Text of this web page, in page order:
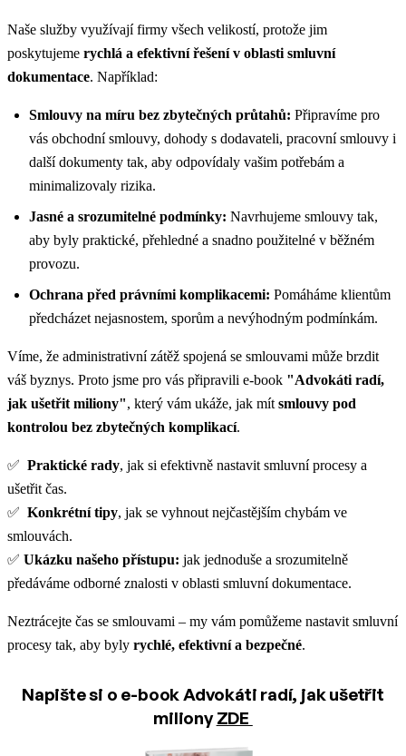
Naše služby využívají firmy všech velikostí, protože jim
poskytujeme rychlá a efektivní řešení v oblasti smluvní
dokumentace. Například:
Smlouvy na míru bez zbytečných průtahů: Připravíme pro
vás obchodní smlouvy, dohody s dodavateli, pracovní smlouvy i
další dokumenty tak, aby odpovídaly vašim potřebám a
minimalizovaly rizika.
Jasné a srozumitelné podmínky: Navrhujeme smlouvy tak,
aby byly praktické, přehledné a snadno použitelné v běžném
provozu.
Ochrana před právními komplikacemi: Pomáháme klientům
předcházet nejasnostem, sporům a nevýhodným podmínkám.
Víme, že administrativní zátěž spojená se smlouvami může brzdit
váš byznys. Proto jsme pro vás připravili e-book "Advokáti radí,
jak ušetřit miliony", který vám ukáže, jak mít smlouvy pod
kontrolou bez zbytečných komplikací.
✅ Praktické rady, jak si efektivně nastavit smluvní procesy a
ušetřit čas.
✅ Konkrétní tipy, jak se vyhnout nejčastějším chybám ve
smlouvách.
✅ Ukázku našeho přístupu: jak jednoduše a srozumitelně
předáváme odborné znalosti v oblasti smluvní dokumentace.
Neztrácejte čas se smlouvami – my vám pomůžeme nastavit smluvní
procesy tak, aby byly rychlé, efektivní a bezpečné.
Napište si o e-book Advokáti radí, jak ušetřit
milionyZDE